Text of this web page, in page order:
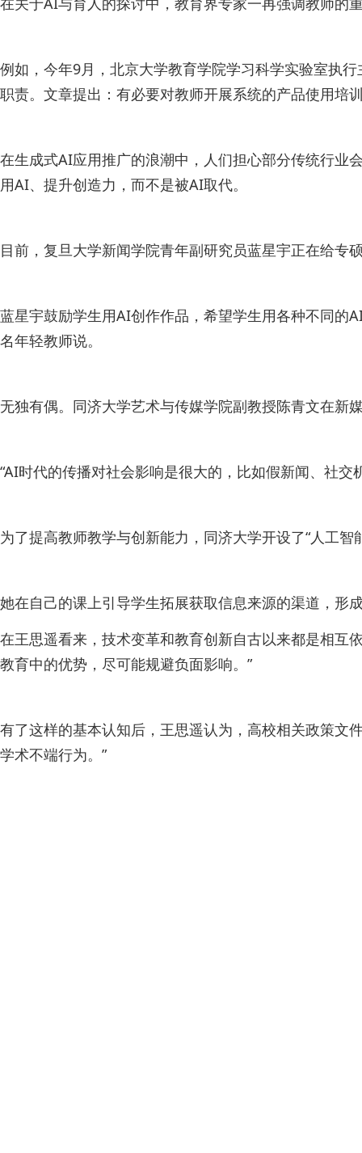
例如，今年9月，北京大学教育学院学习科学实验室执
职责。文章提出：有必要对教师开展系统的产品使用培
在生成式AI应用推广的浪潮中，人们担心部分传统行业
用AI、提升创造力，而不是被AI取代。
目前，复旦大学新闻学院青年副研究员蓝星宇正在给专
蓝星宇鼓励学生用AI创作作品，希望学生用各种不同的
名年轻教师说。
无独有偶。同济大学艺术与传媒学院副教授陈青文在新
“AI时代的传播对社会影响是很大的，比如假新闻、社
为了提高教师教学与创新能力，同济大学开设了“人工
她在自己的课上引导学生拓展获取信息来源的渠道，形
在王思遥看来，技术变革和教育创新自古以来都是相互
教育中的优势，尽可能规避负面影响。”
有了这样的基本认知后，王思遥认为，高校相关政策文
学术不端行为。”